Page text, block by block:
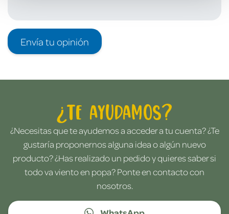
Envía tu opinión
¿Te ayudamos?
¿Necesitas que te ayudemos a acceder a tu cuenta? ¿Te
gustaría proponernos alguna idea o algún nuevo
producto? ¿Has realizado un pedido y quieres saber si
todo va viento en popa? Ponte en contacto con
nosotros.